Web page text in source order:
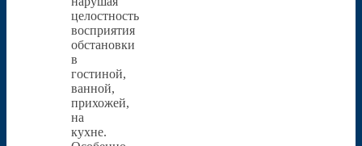
целостность
восприятия
обстановки
в
гостиной,
ванной,
прихожей,
на
кухне.